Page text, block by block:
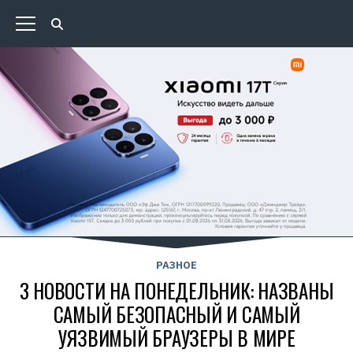
РАЗНОЕ
3 НОВОСТИ НА ПОНЕДЕЛЬНИК: НАЗВАНЫ
САМЫЙ БЕЗОПАСНЫЙ И САМЫЙ
УЯЗВИМЫЙ БРАУЗЕРЫ В МИРЕ